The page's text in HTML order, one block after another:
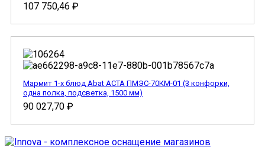
107 750,46 ₽
Мармит 1-х блюд Abat АСТА ПМЭС-70КМ-01 (3 конфорки,
одна полка, подсветка, 1500 мм)
90 027,70 ₽